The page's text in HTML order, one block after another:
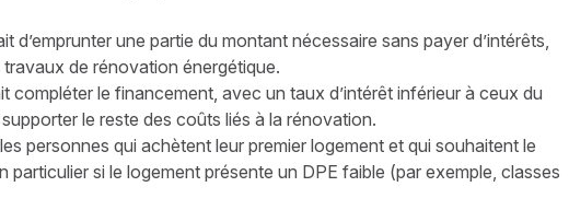
d’emprunter une partie du montant nécessaire sans payer d’intérêts,
de rénovation énergétique.
compléter le financement, avec un taux d’intérêt inférieur à ceux du
le reste des coûts liés à la rénovation.
personnes qui achètent leur premier logement et qui souhaitent le
particulier si le logement présente un DPE faible (par exemple, classes